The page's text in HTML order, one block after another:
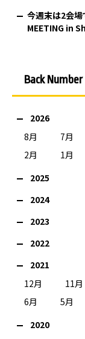
今週末は2会場
MEETING in
Back Number
2026
8月
7月
2月
1月
2025
2024
2023
2022
2021
12月
11月
6月
5月
2020